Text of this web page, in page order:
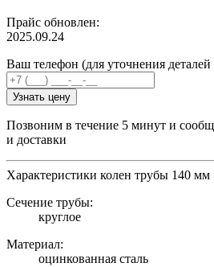
Прайс обновлен:
2025.09.24
Ваш телефон (для уточнения деталей
Узнать цену
Позвоним в течение 5 минут и
и доставки
Характеристики колен трубы 140 мм
Сечение трубы:
круглое
Материал:
оцинкованная сталь